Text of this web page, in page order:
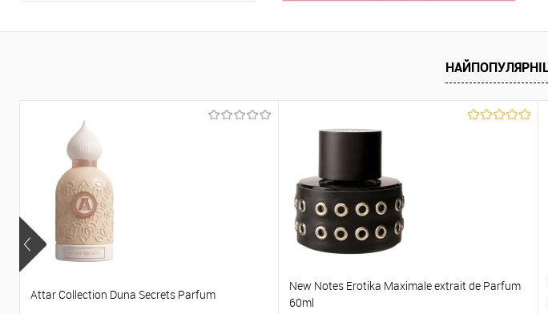
Attar Collection Duna Secrets Parfum
New Notes Erotika Maximale extrait de Parfum
60ml